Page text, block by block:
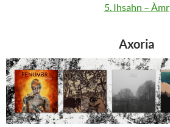
5. Ihsahn – Àmr
Axoria